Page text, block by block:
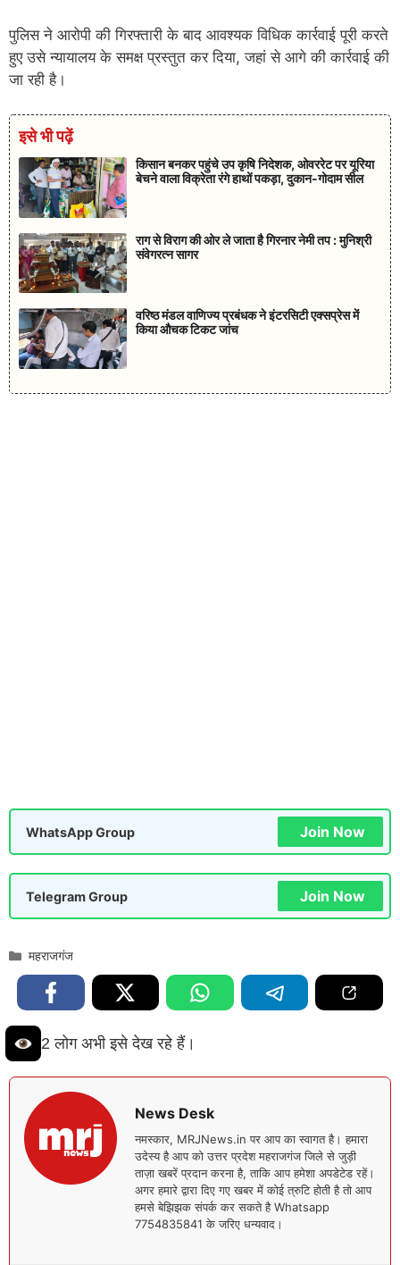
पुलिस ने आरोपी की गिरफ्तारी के बाद आवश्यक विधिक कार्रवाई पूरी करते
हुए उसे न्यायालय के समक्ष प्रस्तुत कर दिया, जहां से आगे की कार्रवाई की
जा रही है।
इसे भी पढ़ें
किसान बनकर पहुंचे उप कृषि निदेशक, ओवररेट पर यूरिया
बेचने वाला विक्रेता रंगे हाथों पकड़ा, दुकान-गोदाम सील
राग से विराग की ओर ले जाता है गिरनार नेमी तप : मुनिश्री
संवेगरत्न सागर
वरिष्ठ मंडल वाणिज्य प्रबंधक ने इंटरसिटी एक्सप्रेस में
किया औचक टिकट जांच
WhatsApp Group Join Now
Telegram Group Join Now
Categories
महराजगंज
2 लोग अभी इसे देख रहे हैं।
News Desk
नमस्कार, MRJNews.in पर आप का स्वागत है। हमारा
उदेस्य है आप को उत्तर प्रदेश महराजगंज जिले से जुड़ी
ताज़ा खबरें प्रदान करना है, ताकि आप हमेशा अपडेटेड रहें।
अगर हमारे द्वारा दिए गए खबर में कोई त्रुटि होती है तो आप
हमसे बेझिझक संपर्क कर सकते है Whatsapp
7754835841 के जरिए धन्यवाद।